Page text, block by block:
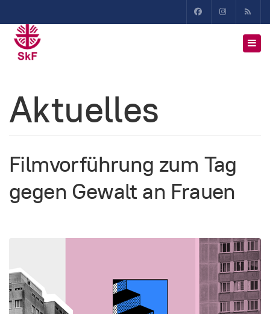
Aktuelles
Filmvorführung zum Tag
gegen Gewalt an Frauen